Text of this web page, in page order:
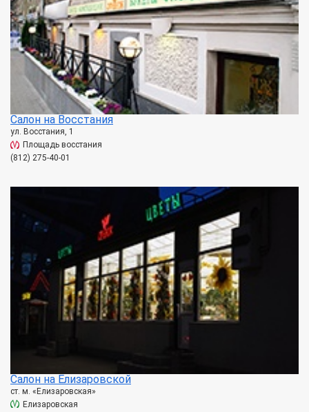
Салон на Восстания
ул. Восстания, 1
Площадь восстания
(812) 275-40-01
Салон на Елизаровской
ст. м. «Елизаровская»
Елизаровская